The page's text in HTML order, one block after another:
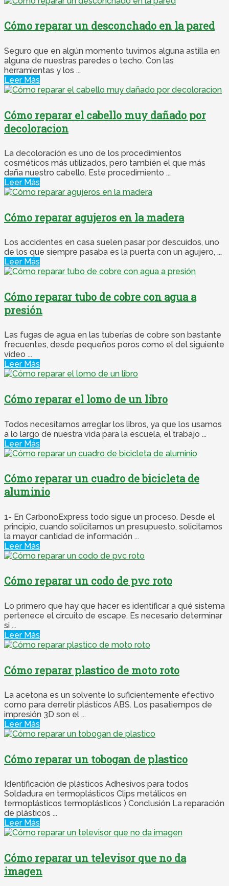
Cómo reparar un desconchado en la pared
Seguro que en algún momento tuvimos alguna astilla en
alguna de nuestras paredes o techo. Con las
herramientas y los ...
Leer Más
Cómo reparar el cabello muy dañado por
decoloracion
La decoloración es uno de los procedimientos
cosméticos más utilizados, pero también el que más
daña nuestro cabello. Este procedimiento ...
Leer Más
Cómo reparar agujeros en la madera
Los accidentes en casa suelen pasar por descuidos, uno
de los que siempre pasaba es la puerta con un agujero, ...
Leer Más
Cómo reparar tubo de cobre con agua a
presión
Las fugas de agua en las tuberías de cobre son bastante
frecuentes, desde pequeños poros como el del siguiente
vídeo ...
Leer Más
Cómo reparar el lomo de un libro
Todos necesitamos arreglar los libros, ya que los usamos
a lo largo de nuestra vida para la escuela, el trabajo ...
Leer Más
Cómo reparar un cuadro de bicicleta de
aluminio
1- En CarbonoExpress todo sigue un proceso. Desde el
principio, cuando solicitamos un presupuesto, solicitamos
la mayor cantidad de información ...
Leer Más
Cómo reparar un codo de pvc roto
Lo primero que hay que hacer es identificar a qué sistema
pertenece el circuito de escape. Es necesario determinar
si ...
Leer Más
Cómo reparar plastico de moto roto
La acetona es un solvente lo suficientemente efectivo
como para derretir plásticos ABS. Los pasatiempos de
impresión 3D son el ...
Leer Más
Cómo reparar un tobogan de plastico
Identificación de plásticos Adhesivos para todos
Soldadura en termoplásticos Clips metálicos en
termoplásticos termoplásticos ) Conclusión La reparación
de plásticos ...
Leer Más
Cómo reparar un televisor que no da
imagen